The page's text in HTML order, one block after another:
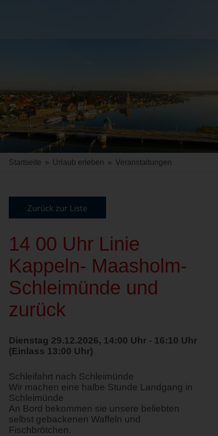
Startseite » Urlaub erleben » Veranstaltungen
Zurück zur Liste
14 00 Uhr Linie
Kappeln- Maasholm-
Schleimünde und
zurück
Dienstag 29.12.2026, 14:00 Uhr - 16:10 Uhr
(Einlass 13:00 Uhr)
Schleifahrt nach Schleimünde
Wir machen eine halbe Stunde Landgang in
Schleimünde
An Bord bekommen sie unsere beliebten
selbst gebackenen Waffeln und
Fischbrötchen.